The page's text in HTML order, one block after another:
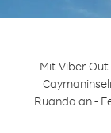
Mit Viber
Ruanda an -